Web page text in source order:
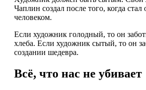
Чаплин создал после того, когда
человеком.
Если художник голодный, то он
хлеба. Если художник сытый, то он
создании шедевра.
Всё, что нас не убивает